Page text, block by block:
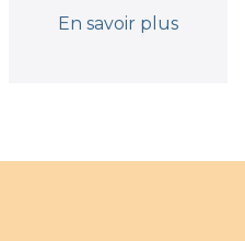
En savoir plus